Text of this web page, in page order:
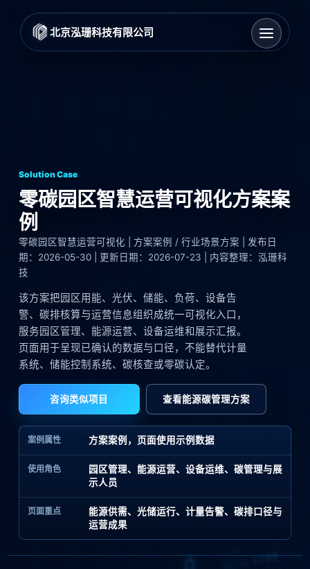
北京泓珊科技有限公司
Solution Case
零碳园区智慧运营可视化方案案
例
零碳园区智慧运营可视化 | 方案案例 / 行业场景方案 | 发布日
期：2026-05-30 | 更新日期：2026-07-23 | 内容整理：泓珊科
技
该方案把园区用能、光伏、储能、负荷、设备告
警、碳排核算与运营信息组织成统一可视化入口，
服务园区管理、能源运营、设备运维和展示汇报。
页面用于呈现已确认的数据与口径，不能替代计量
系统、储能控制系统、碳核查或零碳认定。
案例属性 方案案例，页面使用示例数据
使用角色
园区管理、能源运营、设备运维、碳管理与展
示人员
页面重点
能源供需、光储运行、计量告警、碳排口径与
运营成果
咨询类似项目 查看能源碳管理方案